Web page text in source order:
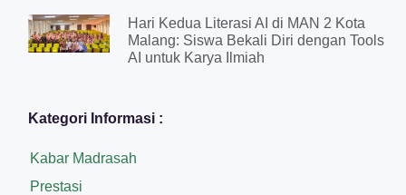
Hari Kedua Literasi AI di MAN 2 Kota
Malang: Siswa Bekali Diri dengan Tools
AI untuk Karya Ilmiah
Kategori Informasi :
Kabar Madrasah
Prestasi